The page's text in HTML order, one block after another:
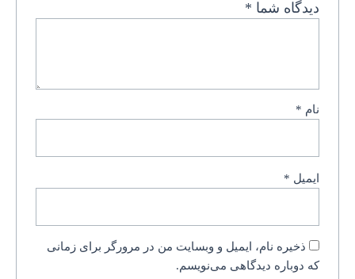
دیدگاه شما *
نام *
ایمیل *
ذخیره نام، ایمیل و وبسایت من در مرورگر برای زمانی
که دوباره دیدگاهی می‌نویسم.